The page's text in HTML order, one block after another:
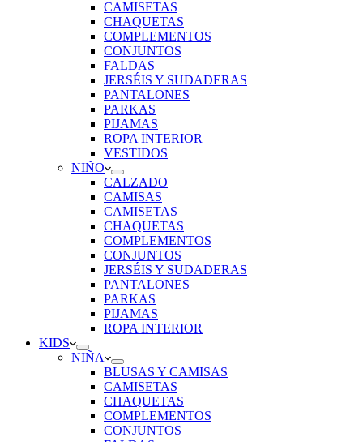
CAMISETAS
CHAQUETAS
COMPLEMENTOS
CONJUNTOS
FALDAS
JERSÉIS Y SUDADERAS
PANTALONES
PARKAS
PIJAMAS
ROPA INTERIOR
VESTIDOS
NIÑO
CALZADO
CAMISAS
CAMISETAS
CHAQUETAS
COMPLEMENTOS
CONJUNTOS
JERSÉIS Y SUDADERAS
PANTALONES
PARKAS
PIJAMAS
ROPA INTERIOR
KIDS
NIÑA
BLUSAS Y CAMISAS
CAMISETAS
CHAQUETAS
COMPLEMENTOS
CONJUNTOS